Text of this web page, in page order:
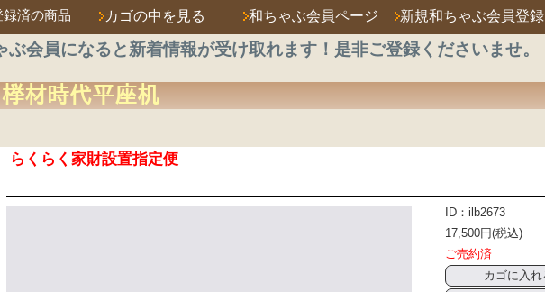
済の商品 カゴの中を見る 和ちゃぶ会員ページ 新規和ちゃぶ会員登録
ぶ会員になると新着情報が受け取れます！是非ご登録くださいませ。
﨔材時代平座机
ID：ilb2673
17,500円(税込)
ご売約済
らくらく家財設置指定便